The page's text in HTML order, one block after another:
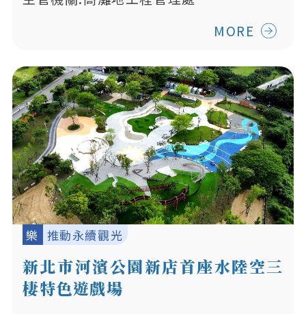
MORE
樂 推動永續觀光
新北市河濱公園新店首座水陸空三
棲特色遊戲場